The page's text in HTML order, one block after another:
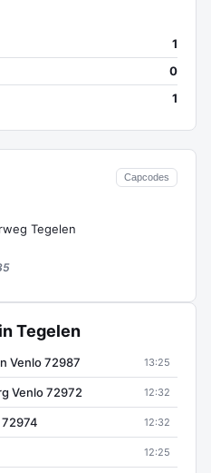
Capcodes
Tegelen
Tegelen
Venlo 72987 13:25
Venlo 72972 12:32
12:32
12:25
1
0
1